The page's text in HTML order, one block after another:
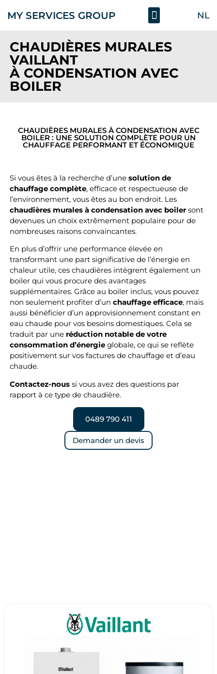
MY SERVICES GROUP NL
CHAUDIÈRES MURALES
VAILLANT
À CONDENSATION AVEC
BOILER
CHAUDIÈRES MURALES À CONDENSATION AVEC
BOILER : UNE SOLUTION COMPLÈTE POUR UN
CHAUFFAGE PERFORMANT ET ÉCONOMIQUE
Si vous êtes à la recherche d’une solution de
chauffage complète, efficace et respectueuse de
l’environnement, vous êtes au bon endroit. Les
chaudières murales à condensation avec boilersont
devenues un choix extrêmement populaire pour de
nombreuses raisons convaincantes.
En plus d’offrir une performance élevée en
transformant une part significative de l’énergie en
chaleur utile, ces chaudières intègrent également un
boiler qui vous procure des avantages
supplémentaires. Grâce au boiler inclus, vous pouvez
non seulement profiter d’un chauffage efficace, mais
aussi bénéficier d’un approvisionnement constant en
eau chaude pour vos besoins domestiques. Cela se
traduit par une réduction notable de votre
consommation d’énergie globale, ce qui se reflète
positivement sur vos factures de chauffage et d’eau
chaude.
Contactez-nous si vous avez des questions par
rapport à ce type de chaudière.
0489 790 411
Demander un devis